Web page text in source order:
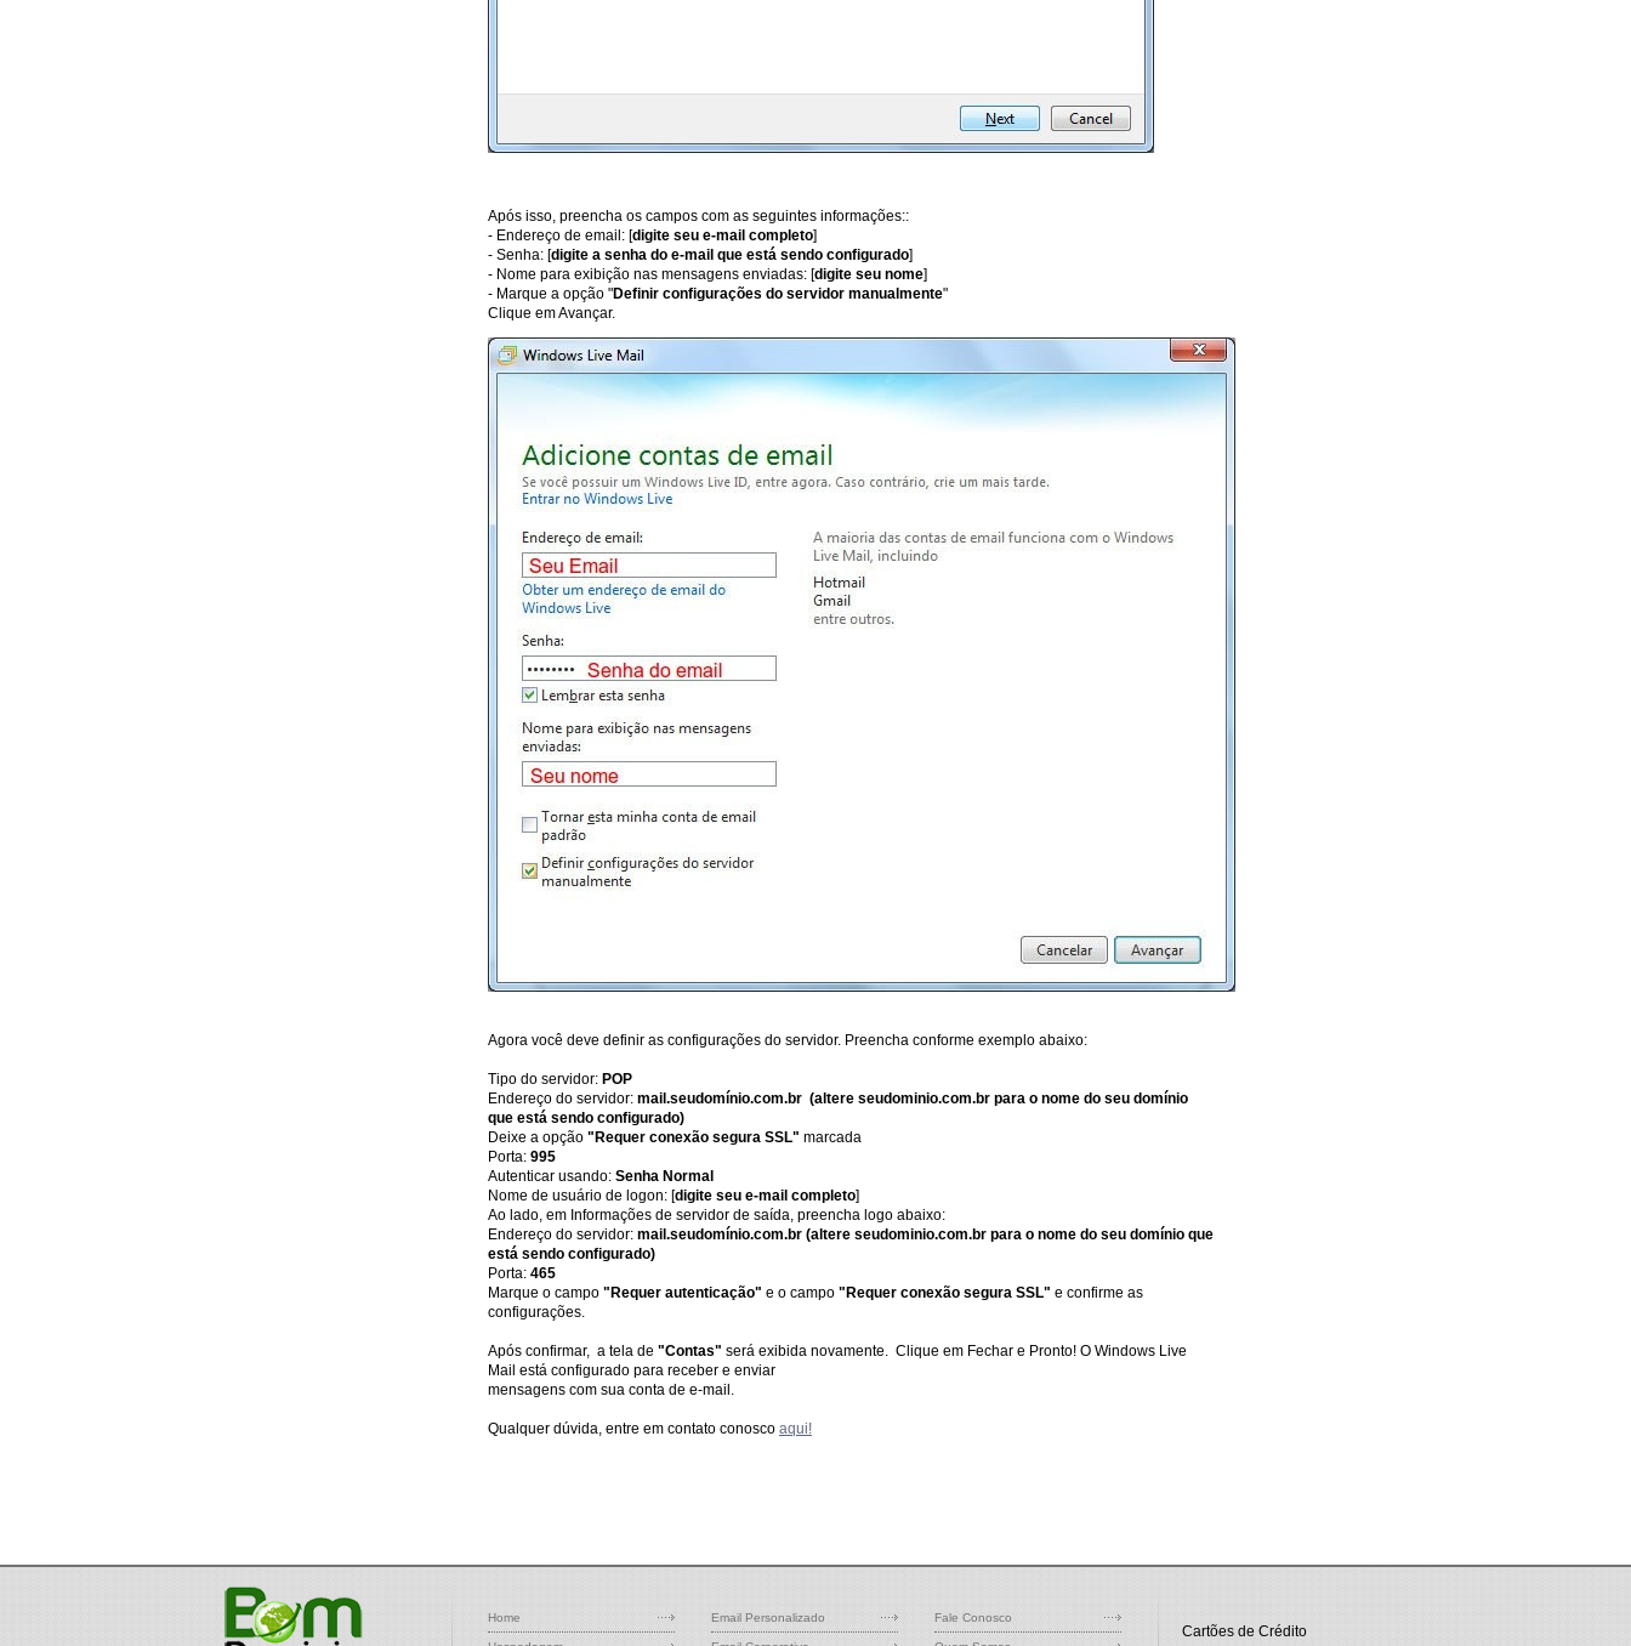
Após isso, preencha os campos com as seguintes informações::
- Endereço de email: [digite seu e-mail completo]
- Senha: [digite a senha do e-mail que está sendo configurado]
- Nome para exibição nas mensagens enviadas: [digite seu nome]
- Marque a opção "Definir configurações do servidor manualmente"
Clique em Avançar.
Agora você deve definir as configurações do servidor. Preencha conforme exemplo abaixo:
Tipo do servidor: POP
Endereço do servidor: mail.seudomínio.com.br (altere seudominio.com.br para o nome do seu domínio
que está sendo configurado)
Deixe a opção "Requer conexão segura SSL" marcada
Porta: 995
Autenticar usando: Senha Normal
Nome de usuário de logon: [digite seu e-mail completo]
Ao lado, em Informações de servidor de saída, preencha logo abaixo:
Endereço do servidor: mail.seudomínio.com.br (altere seudominio.com.br para o nome do seu domínio que
está sendo configurado)
Porta: 465
Marque o campo "Requer autenticação" e o campo "Requer conexão segura SSL" e confirme as
configurações.
Após confirmar, a tela de "Contas" será exibida novamente. Clique em Fechar e Pronto! O Windows Live
Mail está configurado para receber e enviar
mensagens com sua conta de e-mail.
Qualquer dúvida, entre em contato conosco aqui!
Home Email Personalizado Fale Conosco
Cartões de Crédito